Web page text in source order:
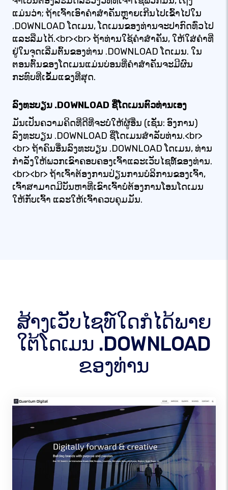
ແມ່ນວ່າ; ຖ້າເຈົ້າເອົາຄໍາສໍາຄັນຫຼາຍເກີນໄປເຂົ້າໄປໃນ
.DOWNLOAD ໂດເມນ, ໂດເມນຂອງທ່ານຈະປາກົດທົ່ວໄປ
ແລະລືມໄດ້.<br><br> ຖ້າທ່ານໃຊ້ຄໍາສໍາຄັນ, ໃຫ້ໃສ່ຄໍາທີ່
ຢູ່ໃນຈຸດເລີ່ມຕົ້ນຂອງທ່ານ .DOWNLOAD ໂດເມນ. ໃນ
ຕອນຕົ້ນຂອງໂດເມນແມ່ນບ່ອນທີ່ຄໍາສໍາຄັນຈະມີຜົນ
ກະທົບທີ່ເຂັ້ມແຂງທີ່ສຸດ.
ລົງທະບຽນ .DOWNLOAD ຊື່ໂດເມນຕົວທ່ານເອງ
ມັນເປັນຄວາມຄິດທີ່ດີທີ່ຈະບໍ່ໃຫ້ຜູ້ອື່ນ (ເຊັ່ນ: ອົງການ)
ລົງທະບຽນ .DOWNLOAD ຊື່ໂດເມນສໍາລັບທ່ານ.<br>
<br> ຖ້າຄົນອື່ນລົງທະບຽນ .DOWNLOAD ໂດເມນ, ທ່ານ
ກໍາລັງໃຫ້ພວກເຂົາຄອບຄອງເຈົ້າແລະເວັບໄຊທ໌ຂອງທ່ານ.
<br><br> ຖ້າເຈົ້າຕ້ອງການປ່ຽນການບໍລິການຂອງເຈົ້າ,
ເຈົ້າສາມາດມີບັນຫາທີ່ເຂົາເຈົ້າບໍ່ຕ້ອງການໂອນໂດເມນ
ໃຫ້ກັບເຈົ້າ ແລະໃຫ້ເຈົ້າຄວບຄຸມມັນ.
ສ້າງເວັບໄຊທ໌ໃດກໍໄດ້ພາຍ
ໃຕ້ໂດເມນ .DOWNLOAD
ຂອງທ່ານ